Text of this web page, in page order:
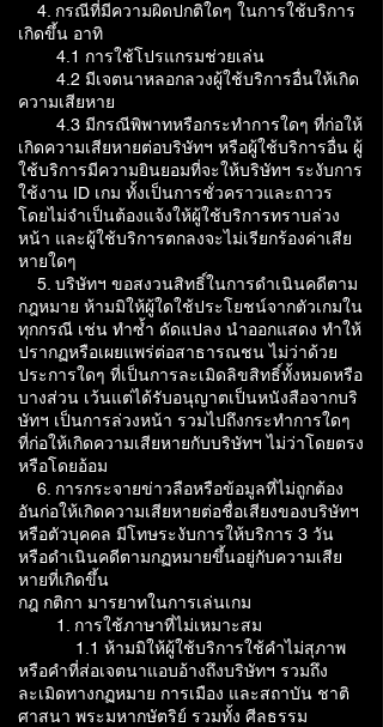
4. กรณีที่มีความผิดปกติใดๆ ในการใช้บริการ
เกิดขึ้น อาทิ
4.1 การใช้โปรแกรมช่วยเล่น
4.2 มีเจตนาหลอกลวงผู้ใช้บริการอื่นให้เกิด
ความเสียหาย
4.3 มีกรณีพิพาทหรือกระทำการใดๆ ที่ก่อให้
เกิดความเสียหายต่อบริษัทฯ หรือผู้ใช้บริการอื่น ผู้
ใช้บริการมีความยินยอมที่จะให้บริษัทฯ ระงับการ
ใช้งาน ID เกม ทั้งเป็นการชั่วคราวและถาวร
โดยไม่จำเป็นต้องแจ้งให้ผู้ใช้บริการทราบล่วง
หน้า และผู้ใช้บริการตกลงจะไม่เรียกร้องค่าเสีย
หายใดๆ
5. บริษัทฯ ขอสงวนสิทธิ์ในการดำเนินคดีตาม
กฎหมาย ห้ามมิให้ผู้ใดใช้ประโยชน์จากตัวเกมใน
ทุกกรณี เช่น ทำซ้ำ ดัดแปลง นำออกแสดง ทำให้
ปรากฏหรือเผยแพร่ต่อสาธารณชน ไม่ว่าด้วย
ประการใดๆ ที่เป็นการละเมิดลิขสิทธิ์ทั้งหมดหรือ
บางส่วน เว้นแต่ได้รับอนุญาตเป็นหนังสือจากบริ
ษัทฯ เป็นการล่วงหน้า รวมไปถึงกระทำการใดๆ
ที่ก่อให้เกิดความเสียหายกับบริษัทฯ ไม่ว่าโดยตรง
หรือโดยอ้อม
6. การกระจายข่าวลือหรือข้อมูลที่ไม่ถูกต้อง
อันก่อให้เกิดความเสียหายต่อชื่อเสียงของบริษัทฯ
หรือตัวบุคคล มีโทษระงับการให้บริการ 3 วัน
หรือดำเนินคดีตามกฏหมายขึ้นอยู่กับความเสีย
หายที่เกิดขึ้น
กฎ กติกา มารยาทในการเล่นเกม
1. การใช้ภาษาที่ไม่เหมาะสม
1.1 ห้ามมิให้ผู้ใช้บริการใช้คำไม่สุภาพ
หรือคำที่ส่อเจตนาแอบอ้างถึงบริษัทฯ รวมถึง
ละเมิดทางกฏหมาย การเมือง และสถาบัน ชาติ
ศาสนา พระมหากษัตริย์ รวมทั้ง ศีลธรรม